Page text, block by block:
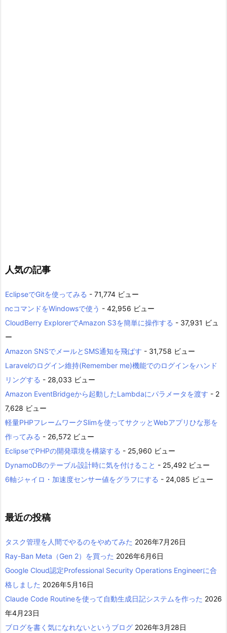
人気の記事
EclipseでGitを使ってみる - 71,774 ビュー
ncコマンドをWindowsで使う - 42,956 ビュー
CloudBerry ExplorerでAmazon S3を簡単に操作する - 37,931 ビュ
ー
Amazon SNSでメールとSMS通知を飛ばす - 31,758 ビュー
Laravelのログイン維持(Remember me)機能でのログインをハンド
リングする - 28,033 ビュー
Amazon EventBridgeから起動したLambdaにパラメータを渡す - 2
7,628 ビュー
軽量PHPフレームワークSlimを使ってサクッとWebアプリひな形を
作ってみる - 26,572 ビュー
EclipseでPHPの開発環境を構築する - 25,960 ビュー
DynamoDBのテーブル設計時に気を付けること - 25,492 ビュー
6軸ジャイロ・加速度センサー値をグラフにする - 24,085 ビュー
最近の投稿
タスク管理を人間でやるのをやめてみた 2026年7月26日
Ray-Ban Meta（Gen 2）を買った 2026年6月6日
Google Cloud認定Professional Security Operations Engineerに合
格しました 2026年5月16日
Claude Code Routineを使って自動生成日記システムを作った 2026
年4月23日
ブログを書く気になれないというブログ 2026年3月28日